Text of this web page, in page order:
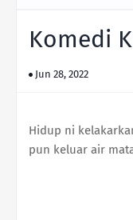
Komedi
Jun 28, 2022
Hidup ni
pun keluar air